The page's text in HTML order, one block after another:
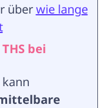
überwie lange
THS bei